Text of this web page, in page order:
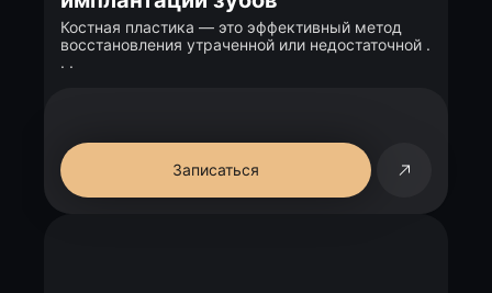
Костная пластика — это эффективный метод
восстановления утраченной или недостаточной .
. .
Записаться